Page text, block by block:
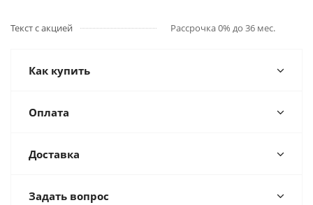
Текст с акцией Рассрочка 0% до 36 мес.
Как купить
Оплата
Доставка
Задать вопрос